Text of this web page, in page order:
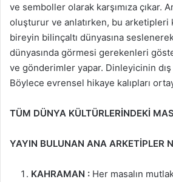
ve semboller olarak karşımıza çıkar.
oluşturur ve anlatırken, bu arketipleri
bireyin bilinçaltı dünyasına
dünyasında görmesi gerekenleri
ve gönderimler yapar. Dinleyicinin dış
Böylece evrensel hikaye kalıpları
TÜM DÜNYA KÜLTÜRLERİNDEKİ
YAYIN BULUNAN ANA ARKETİPLER
KAHRAMAN : Her masalın